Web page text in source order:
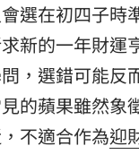
選在初四子時
新的一年財運
，選錯可能反
的蘋果雖然象
不適合作為迎